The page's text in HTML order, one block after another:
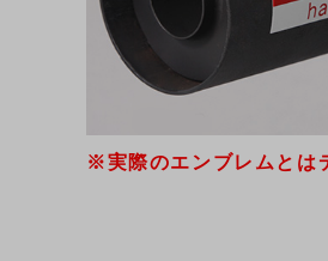
※実際のエンブレムとは